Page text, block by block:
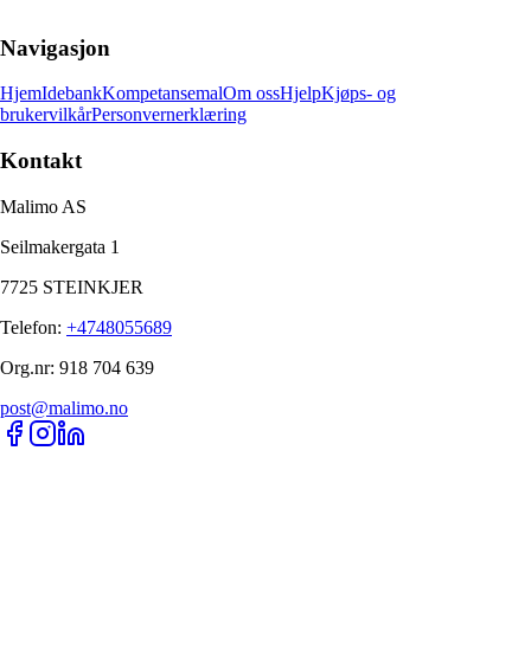
Navigasjon
HjemIdebankKompetansemalOm ossHjelpKjøps- og
brukervilkårPersonvernerklæring
Kontakt
Malimo AS
Seilmakergata 1
7725 STEINKJER
Telefon: +4748055689
Org.nr: 918 704 639
post@malimo.no